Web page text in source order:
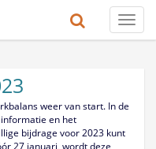
Toggle
weer van start. In de
en het
bijdrage voor 2023 kunt